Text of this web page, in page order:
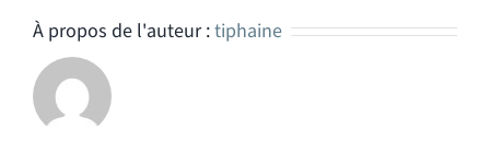
À propos de l'auteur :tiphaine